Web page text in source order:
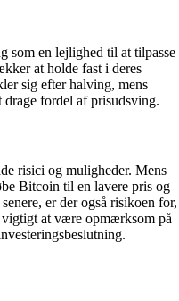
som en lejlighed til at tilpasse
at holde fast i deres
sig efter halving, mens
fordel af prisudsving.
risici og muligheder. Mens
Bitcoin til en lavere pris og
er der også risikoen for,
at være opmærksom på